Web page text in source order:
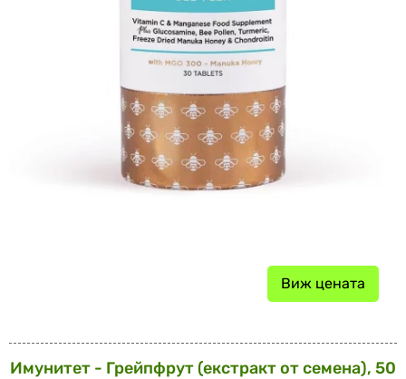
Виж цената
Имунитет - Грейпфрут (екстракт от семена), 50